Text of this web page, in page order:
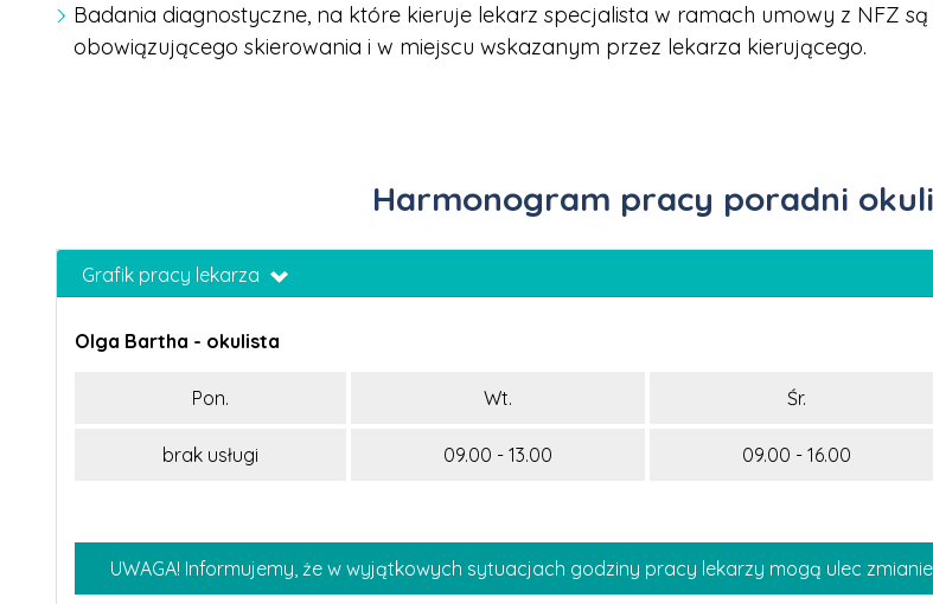
Badania diagnostyczne, na które kieruje lekarz specjalista w ramach umowy z NFZ
obowiązującego skierowania i w miejscu wskazanym przez lekarza kierującego.
Harmonogram pracy poradni
Grafik pracy lekarza
Olga Bartha - okulista
Pon. Wt. Śr.
brak usługi 09.00 - 13.00 09.00 - 16.00
UWAGA! Informujemy, że w wyjątkowych sytuacjach godziny pracy lekarzy mogą ulec